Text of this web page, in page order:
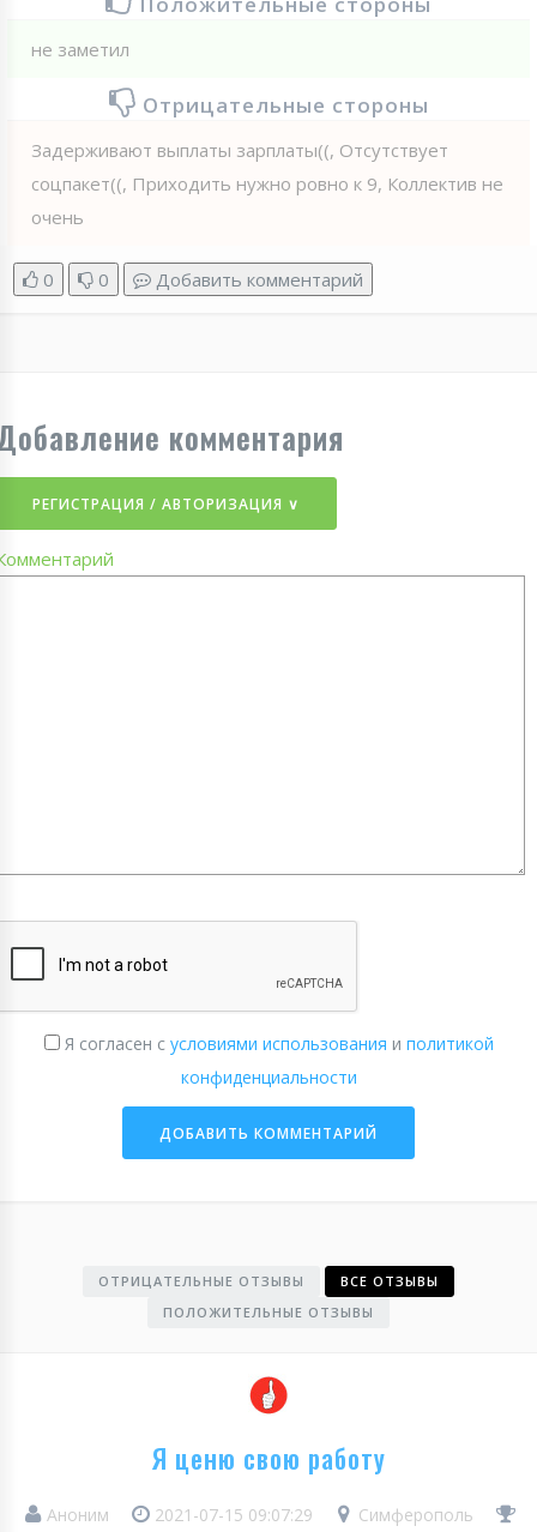
не заметил
Отрицательные стороны
Задерживают выплаты зарплаты((, Отсутствует
соцпакет((, Приходить нужно ровно к 9, Коллектив не
очень
0 0 Добавить комментарий
комментария
РЕГИСТРАЦИЯ / АВТОРИЗАЦИЯ ∨
Я согласен с условиями использования и политикой
конфиденциальности
ОТРИЦАТЕЛЬНЫЕ ОТЗЫВЫ
ВСЕ ОТЗЫВЫ
ПОЛОЖИТЕЛЬНЫЕ ОТЗЫВЫ
Я ценю свою работу
Аноним 2021-07-15 09:07:29
Симферополь